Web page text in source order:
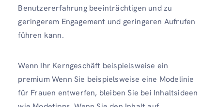
Benutzererfahrung beeinträchtigen und zu
geringerem Engagement und geringeren Aufrufen
führen kann.
Wenn Ihr Kerngeschäft beispielsweise ein
premium Wenn Sie beispielsweise eine Modelinie
für Frauen entwerfen, bleiben Sie bei Inhaltsideen